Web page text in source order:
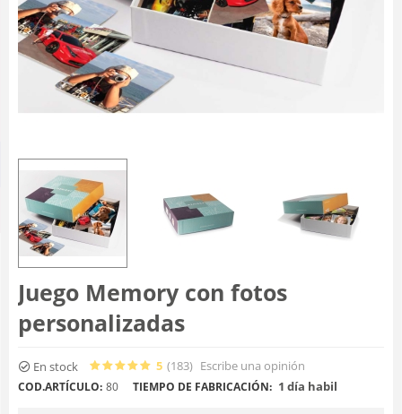
Juego Memory con fotos
personalizadas
En stock 5 (183) Escribe una opinión
COD.ARTÍCULO: 80 TIEMPO DE FABRICACIÓN: 1 día habil